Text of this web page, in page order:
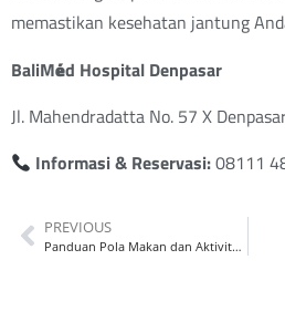
memastikan kesehatan jantung
BaliMéd Hospital Denpasar
Jl. Mahendradatta No. 57 X
Informasi & Reservasi:08111
PREVIOUS
Panduan Pola Makan dan Aktivitas Fisik